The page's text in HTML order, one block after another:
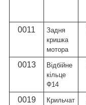
0011
Задня
кришка
мотора
0013
Відбійне
кільце
Ф14
0019
Крильчат